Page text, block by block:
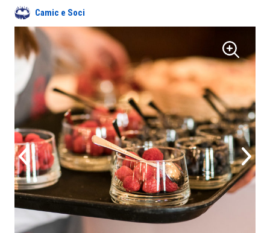
Progetti
Area riservata
Camic e Soci